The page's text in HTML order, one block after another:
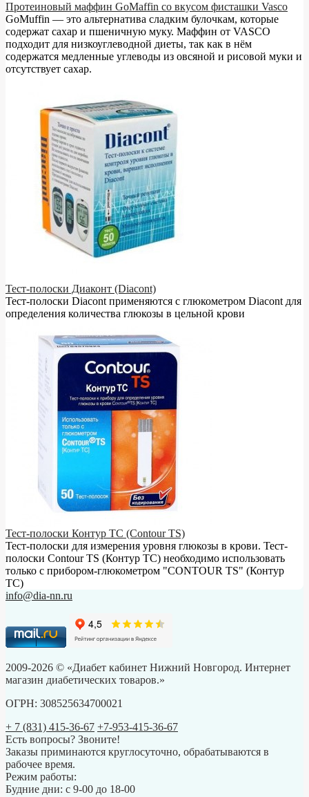
Протеиновый маффин GoMaffin со вкусом фисташки Vasco
GoMuffin — это альтернатива сладким булочкам, которые
содержат сахар и пшеничную муку. Маффин от VASCO
подходит для низкоуглеводной диеты, так как в нём
содержатся медленные углеводы из овсяной и рисовой муки и
отсутствует сахар.
Тест-полоски Диаконт (Diacont)
Тест-полоски Diacont применяются с глюкометром Diacont для
определения количества глюкозы в цельной крови
Тест-полоски Контур ТС (Contour TS)
Тест-полоски для измерения уровня глюкозы в крови. Тест-
полоски Contour TS (Контур ТС) необходимо использовать
только с прибором-глюкометром "CONTOUR TS" (Контур
ТС)
info@dia-nn.ru
2009-2026 © «Диабет кабинет Нижний Новгород. Интернет
магазин диабетических товаров.»
ОГРН: 308525634700021
+ 7 (831) 415-36-67 +7-953-415-36-67
Есть вопросы? Звоните!
Заказы приминаются круглосуточно, обрабатываются в
рабочее время.
Режим работы:
Будние дни: с 9-00 до 18-00